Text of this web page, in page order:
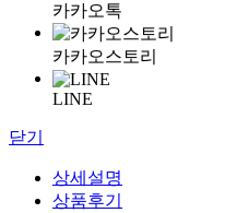
카카오톡
카카오스토리
LINE
닫기
상세설명
상품후기